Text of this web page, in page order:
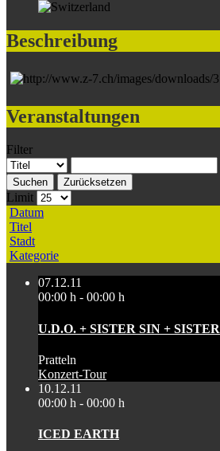
Beschreibung
Veranstaltungen
Filter
Suchen Zurücksetzen
Limit
Datum
Titel
Stadt
Kategorie
07.12.11
00:00 h - 00:00 h
U.D.O. + SISTER SIN + SISTER
Pratteln
Konzert-Tour
10.12.11
00:00 h - 00:00 h
ICED EARTH